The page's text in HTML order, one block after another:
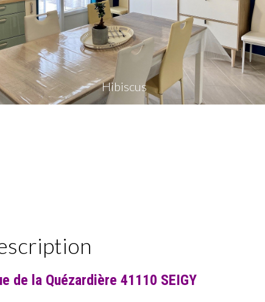
Hibiscus
de la Quézardière 41110 SEIGY